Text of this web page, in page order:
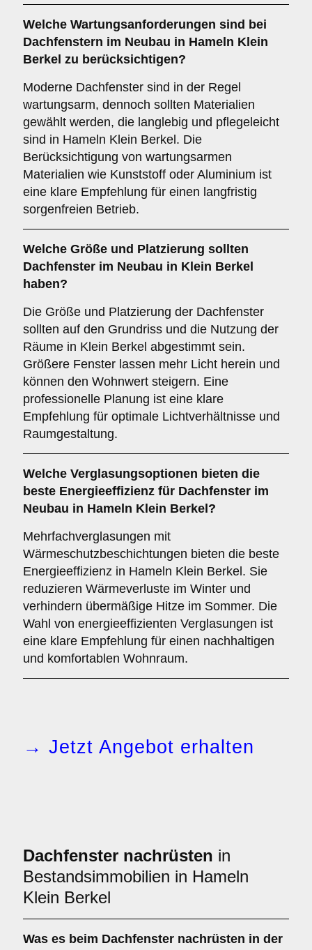
Welche Wartungsanforderungen sind bei
Dachfenstern im Neubau in Hameln Klein
Berkel zu berücksichtigen?
Moderne Dachfenster sind in der Regel
wartungsarm, dennoch sollten Materialien
gewählt werden, die langlebig und pflegeleicht
sind in Hameln Klein Berkel. Die
Berücksichtigung von wartungsarmen
Materialien wie Kunststoff oder Aluminium ist
eine klare Empfehlung für einen langfristig
sorgenfreien Betrieb.
Welche Größe und Platzierung sollten
Dachfenster im Neubau in Klein Berkel
haben?
Die Größe und Platzierung der Dachfenster
sollten auf den Grundriss und die Nutzung der
Räume in Klein Berkel abgestimmt sein.
Größere Fenster lassen mehr Licht herein und
können den Wohnwert steigern. Eine
professionelle Planung ist eine klare
Empfehlung für optimale Lichtverhältnisse und
Raumgestaltung.
Welche Verglasungsoptionen bieten die
beste Energieeffizienz für Dachfenster im
Neubau in Hameln Klein Berkel?
Mehrfachverglasungen mit
Wärmeschutzbeschichtungen bieten die beste
Energieeffizienz in Hameln Klein Berkel. Sie
reduzieren Wärmeverluste im Winter und
verhindern übermäßige Hitze im Sommer. Die
Wahl von energieeffizienten Verglasungen ist
eine klare Empfehlung für einen nachhaltigen
und komfortablen Wohnraum.
→ Jetzt Angebot erhalten
Dachfenster nachrüsten in
Bestandsimmobilien in Hameln
Klein Berkel
Was es beim Dachfenster nachrüsten in der